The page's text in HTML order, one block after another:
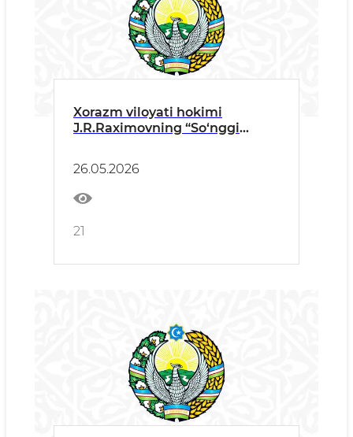
Xorazm viloyati hokimi
J.R.Raximovning “So‘nggi
26.05.2026
21